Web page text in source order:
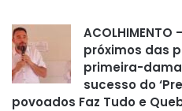
próximos das
primeira-
sucesso do
povoados Faz Tudo e